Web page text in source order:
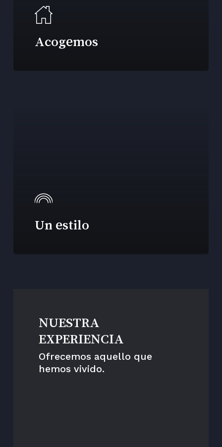
Acogemos
Un estilo
NUESTRA
EXPERIENCIA
Ofrecemos aquello que
hemos vivido.